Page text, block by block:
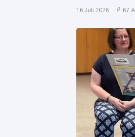
16 Juli 2026 67